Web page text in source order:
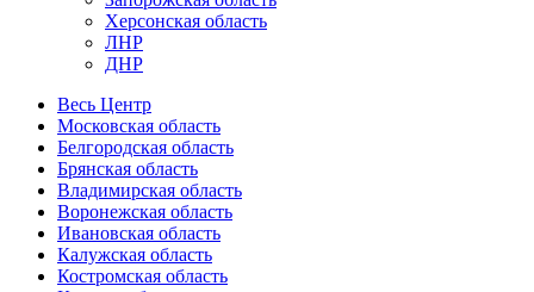
Херсонская область
ЛНР
ДНР
Весь Центр
Московская область
Белгородская область
Брянская область
Владимирская область
Воронежская область
Ивановская область
Калужская область
Костромская область